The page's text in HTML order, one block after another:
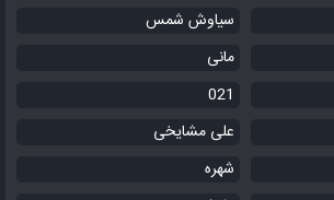
سیاوش شمس
مانی
021
علی مشایخی
شهره